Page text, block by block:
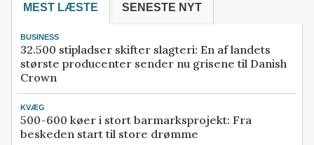
MEST LÆSTE SENESTE NYT
BUSINESS
32.500 stipladser skifter slagteri: En af landets
største producenter sender nu grisene til Danish
Crown
KVÆG
500-600 køer i stort barmarksprojekt: Fra
beskeden start til store drømme